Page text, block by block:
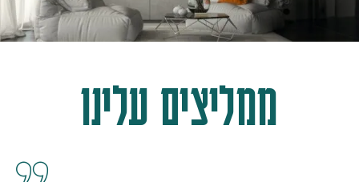
ממליצים עלינו